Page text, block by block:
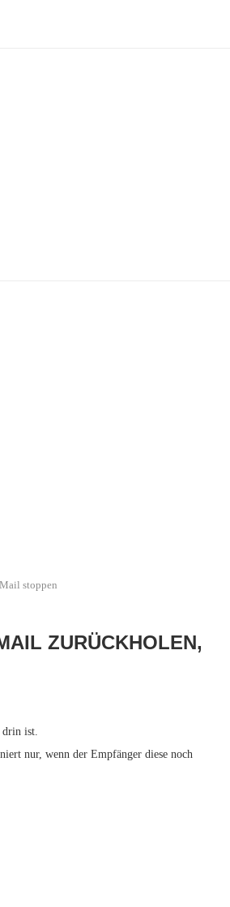
stoppen
ZURÜCKHOLEN,
drin ist.
nur, wenn der Empfänger diese noch